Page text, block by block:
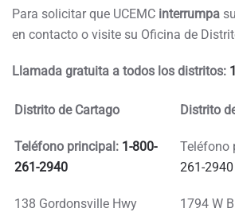
Para solicitar que UCEMC interrumpa
en contacto o visite su Oficina de
Llamada gratuita a todos los distritos:
Distrito de Cartago
Teléfono principal: 1-800-
261-2940
138 Gordonsville Hwy
Distrito
Teléfono
261-2940
1794 W